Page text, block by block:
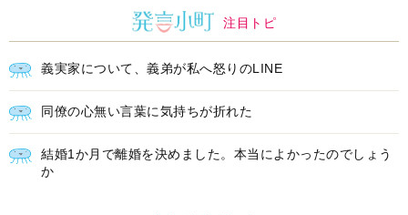
注目トピ
義実家について、義弟が私へ怒りのLINE
同僚の心無い言葉に気持ちが折れた
結婚1か月で離婚を決めました。本当によかったのでしょう
か